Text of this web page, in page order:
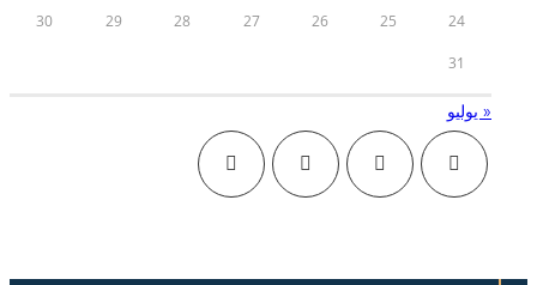
24
25
26
27
28
29
30
31
« يوليو